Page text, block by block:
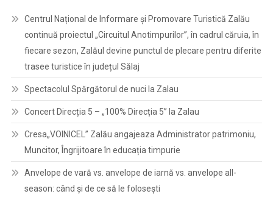
Centrul Național de Informare și Promovare Turistică Zalău
continuă proiectul „Circuitul Anotimpurilor”, în cadrul căruia, în
fiecare sezon, Zalăul devine punctul de plecare pentru diferite
trasee turistice în județul Sălaj
Spectacolul Spărgătorul de nuci la Zalau
Concert Direcția 5 – „100% Direcția 5” la Zalau
Cresa„VOINICEL” Zalău angajeaza Administrator patrimoniu,
Muncitor, Îngrijitoare în educația timpurie
Anvelope de vară vs. anvelope de iarnă vs. anvelope all-
season: când și de ce să le folosești